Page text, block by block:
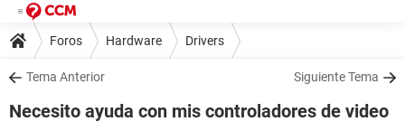
Foros Hardware Drivers
Tema Anterior Siguiente Tema
Necesito ayuda con mis controladores de video